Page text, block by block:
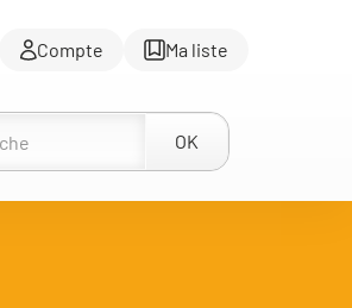
Compte Ma liste
OK